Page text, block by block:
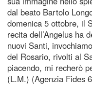
dal beato Bartolo
domenica 5 ottobre, il
recita dell’Angelus ha
nuovi Santi,
del Rosario, rivolti al
piacendo, mi recherò
(L.M.) (Agenzia Fides